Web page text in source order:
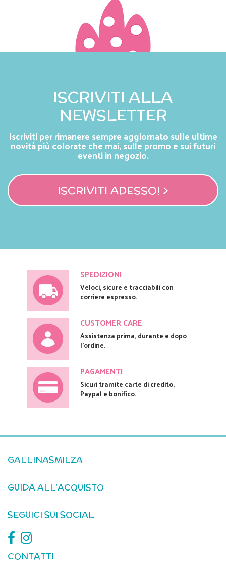
ISCRIVITI ALLA
NEWSLETTER
Iscriviti per rimanere sempre aggiornato sulle ultime
novità più colorate che mai, sulle promo e sui futuri
eventi in negozio.
ISCRIVITI ADESSO! >
SPEDIZIONI
Veloci, sicure e tracciabili con
corriere espresso.
CUSTOMER CARE
Assistenza prima, durante e dopo
l'ordine.
PAGAMENTI
Sicuri tramite carte di credito,
Paypal e bonifico.
GALLINASMILZA
GUIDA ALL'ACQUISTO
SEGUICI SUI SOCIAL
CONTATTI